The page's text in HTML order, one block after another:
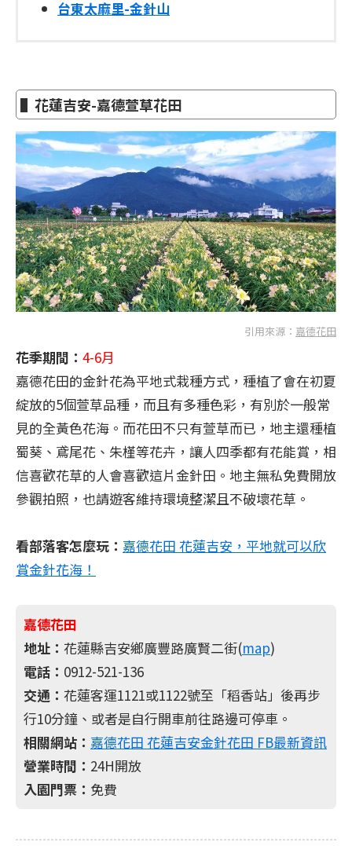
台東太麻里-金針山
▌花蓮吉安-嘉德萱草花田
引用來源： 嘉德花田
花季期間： 4-6月
嘉德花田的金針花為平地式栽種方式，種植了會在初夏
綻放的5個萱草品種，而且有多種色彩，有別於一般常
見的全黃色花海。而花田不只有萱草而已，地主還種植
蜀葵、鳶尾花、朱槿等花卉，讓人四季都有花能賞，相
信喜歡花草的人會喜歡這片金針田。地主無私免費開放
參觀拍照，也請遊客維持環境整潔且不破壞花草。
看部落客怎麼玩： 嘉德花田 花蓮吉安，平地就可以欣
賞金針花海！
嘉德花田
地址： 花蓮縣吉安鄉廣豐路廣賢二街(map)
電話： 0912-521-136
交通： 花蓮客運1121或1122號至「稻香站」後再步
行10分鐘、或者是自行開車前往路邊可停車。
相關網站： 嘉德花田 花蓮吉安金針花田 FB最新資訊
營業時間： 24H開放
入園門票： 免費